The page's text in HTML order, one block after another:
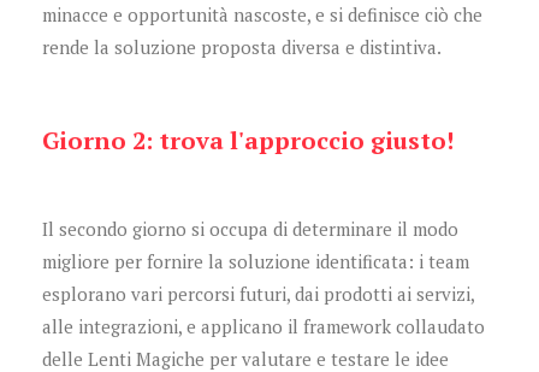
minacce e opportunità nascoste, e si definisce ciò che
rende la soluzione proposta diversa e distintiva.
Giorno 2: trova l'approccio giusto!
Il secondo giorno si occupa di determinare il modo
migliore per fornire la soluzione identificata: i team
esplorano vari percorsi futuri, dai prodotti ai servizi,
alle integrazioni, e applicano il framework collaudato
delle Lenti Magiche per valutare e testare le idee